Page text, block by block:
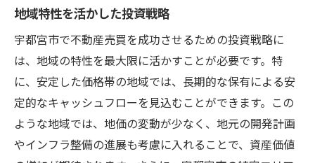
地域特性を活かした投資戦略
宇都宮市で不動産売買を成功させるための投資戦略に
は、地域の特性を最大限に活かすことが必要です。特
に、安定した価格帯の地域では、長期的な保有による安
定的なキャッシュフローを見込むことができます。この
ような地域では、地価の変動が少なく、地元の開発計画
やインフラ整備の進展も考慮に入れることで、資産価値